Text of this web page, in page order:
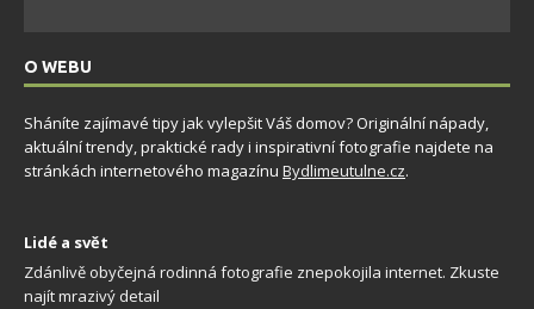
O WEBU
Sháníte zajímavé tipy jak vylepšit Váš domov? Originální nápady,
aktuální trendy, praktické rady i inspirativní fotografie najdete na
stránkách internetového magazínu Bydlimeutulne.cz.
Lidé a svět
Zdánlivě obyčejná rodinná fotografie znepokojila internet. Zkuste
najít mrazivý detail